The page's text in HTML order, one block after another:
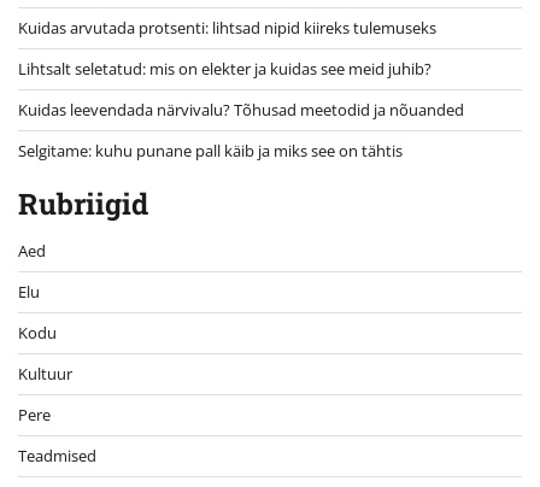
Kuidas arvutada protsenti: lihtsad nipid kiireks tulemuseks
Lihtsalt seletatud: mis on elekter ja kuidas see meid juhib?
Kuidas leevendada närvivalu? Tõhusad meetodid ja nõuanded
Selgitame: kuhu punane pall käib ja miks see on tähtis
Rubriigid
Aed
Elu
Kodu
Kultuur
Pere
Teadmised